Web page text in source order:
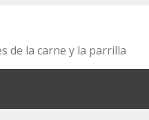
de la carne y la parrilla